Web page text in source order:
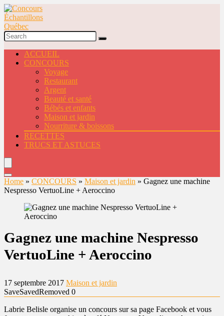
ACCUEIL
CONCOURS
Voyage
Restaurant
Argent
Beauté et santé
Bébés et enfants
Maison et jardin
Nourriture & boissons
RECETTES
TRUCS ET ASTUCES
Home » CONCOURS » Maison et jardin » Gagnez une machine
Nespresso VertuoLine + Aeroccino
Gagnez une machine Nespresso
VertuoLine + Aeroccino
17 septembre 2017 Maison et jardin
SaveSavedRemoved 0
Labrie Belisle organise un concours sur sa page Facebook et vous